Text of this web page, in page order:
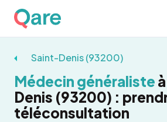
Saint-Denis (93200)
Médecin généraliste
Denis (93200) :
téléconsultation